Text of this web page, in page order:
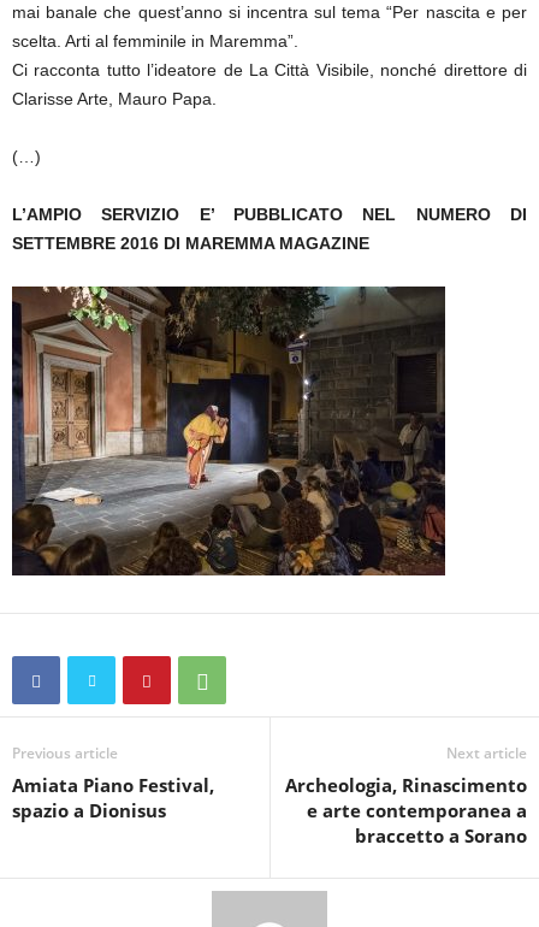
mai banale che quest’anno si incentra sul tema “Per nascita e per
scelta. Arti al femminile in Maremma”.
Ci racconta tutto l’ideatore de La Città Visibile, nonché direttore di
Clarisse Arte, Mauro Papa.
(…)
L’AMPIO SERVIZIO E’ PUBBLICATO NEL NUMERO DI
SETTEMBRE 2016 DI MAREMMA MAGAZINE
Previous article
Amiata Piano Festival,
spazio a Dionisus
Next article
Archeologia, Rinascimento
e arte contemporanea a
braccetto a Sorano